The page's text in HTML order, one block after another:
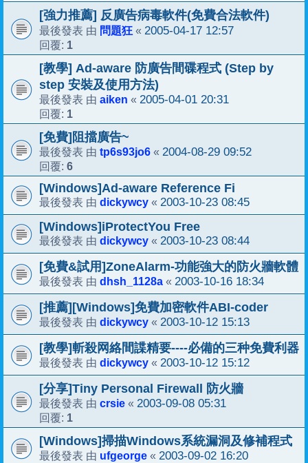
[強力推薦] 反廣告病毒軟件(免費合法軟件)
最後發表 由 問題狂 « 2005-04-17 12:57
回覆: 1
[教學] Ad-aware 防廣告間碟程式 (Step by
step 安裝及使用方法)
最後發表 由 aiken « 2005-04-01 20:31
回覆: 1
[免費]阻擋廣告~
最後發表 由 tp6s93jo6 « 2004-08-29 09:52
回覆: 6
[Windows]Ad-aware Reference Fi
最後發表 由 dickywcy « 2003-10-23 08:45
[Windows]iProtectYou Free
最後發表 由 dickywcy « 2003-10-23 08:44
[免費&試用]ZoneAlarm-功能強大的防火牆軟體
最後發表 由 dhsh_1128a « 2003-10-16 18:34
[推薦][Windows]免費加密軟件ABI-coder
最後發表 由 dickywcy « 2003-10-12 15:13
[教學]斬殺网絡間諜精要----必備的三种免費利器
最後發表 由 dickywcy « 2003-10-12 15:12
[分享]Tiny Personal Firewall 防火牆
最後發表 由 crsie « 2003-09-08 05:31
回覆: 1
[Windows]掃描Windows系統漏洞及修補程式
最後發表 由 ufgeorge « 2003-09-02 16:20